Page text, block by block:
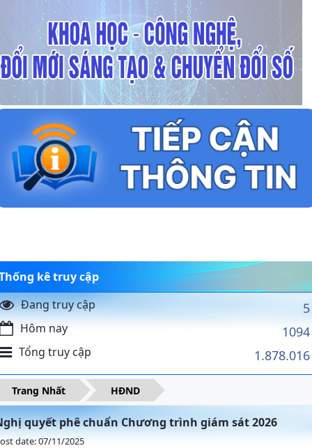
kê truy cập
Đang truy cập
5
Hôm nay 1094
Tổng truy cập 1.878.016
Trang Nhất HĐND
quyết phê chuẩn Chương trình giám sát 2026
date: 07/11/2025